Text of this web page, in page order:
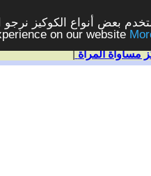
بعض أنواع الكوكيز
on our website
| مساواة المرأة